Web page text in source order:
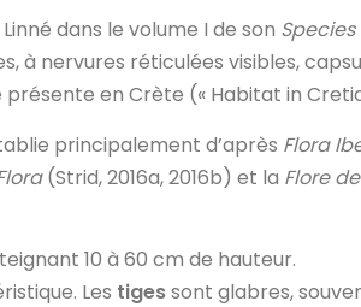
dans le volume I de son Species
à nervures réticulées visibles,
en Crète (« Habitat in
principalement d’après Flora
(Strid, 2016a, 2016b) et la Flore de
10 à 60 cm de hauteur.
Les tigessont glabres,